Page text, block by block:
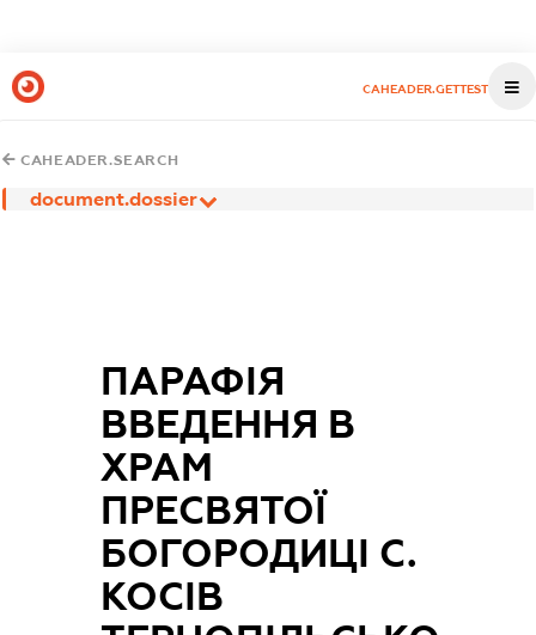
CAHEADER.GETTEST
CAHEADER.SEARCH
document.dossier
ПАРАФІЯ
ВВЕДЕННЯ В
ХРАМ
ПРЕСВЯТОЇ
БОГОРОДИЦІ С.
КОСІВ